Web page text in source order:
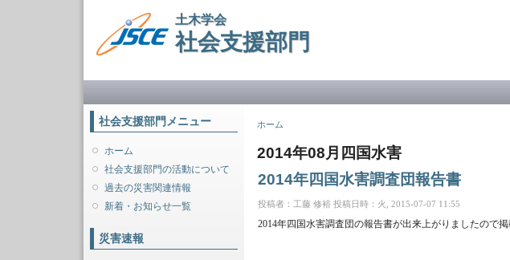
土木学会
社会支援部門
社会支援部門メニュー
ホーム
社会支援部門の活動について
過去の災害関連情報
新着・お知らせ一覧
災害速報
現在地
ホーム
2014年08月四国水害
2014年四国水害調査団報告書
投稿者： 工藤 修裕 投稿日時：火, 2015-07-07 11:55
2014年四国水害調査団の報告書が出来上がりましたので掲